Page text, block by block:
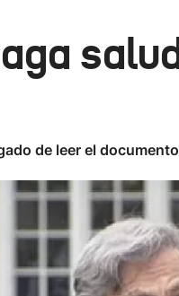
de leer el